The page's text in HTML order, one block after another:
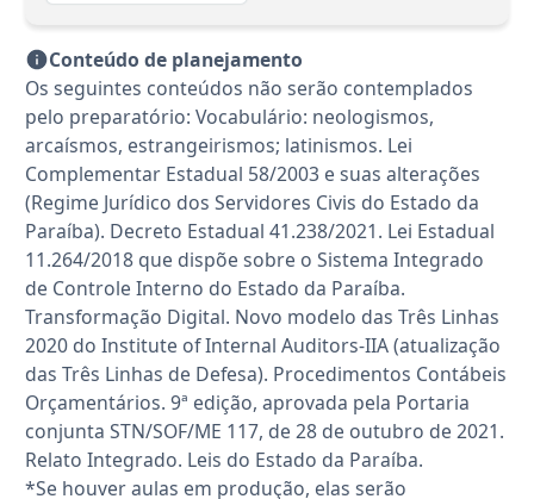
Conteúdo de planejamento
Os seguintes conteúdos não serão contemplados
pelo preparatório: Vocabulário: neologismos,
arcaísmos, estrangeirismos; latinismos. Lei
Complementar Estadual 58/2003 e suas alterações
(Regime Jurídico dos Servidores Civis do Estado da
Paraíba). Decreto Estadual 41.238/2021. Lei Estadual
11.264/2018 que dispõe sobre o Sistema Integrado
de Controle Interno do Estado da Paraíba.
Transformação Digital. Novo modelo das Três Linhas
2020 do Institute of Internal Auditors-IIA (atualização
das Três Linhas de Defesa). Procedimentos Contábeis
Orçamentários. 9ª edição, aprovada pela Portaria
conjunta STN/SOF/ME 117, de 28 de outubro de 2021.
Relato Integrado. Leis do Estado da Paraíba.
*Se houver aulas em produção, elas serão